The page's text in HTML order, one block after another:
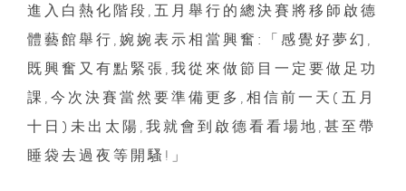
進入白熱化階段,五月舉行的總決賽將移師啟德
體藝館舉行,婉婉表示相當興奮:「感覺好夢幻,
既興奮又有點緊張,我從來做節目一定要做足功
課,今次決賽當然要準備更多,相信前一天(五月
十日)未出太陽,我就會到啟德看看場地,甚至帶
睡袋去過夜等開騷!」